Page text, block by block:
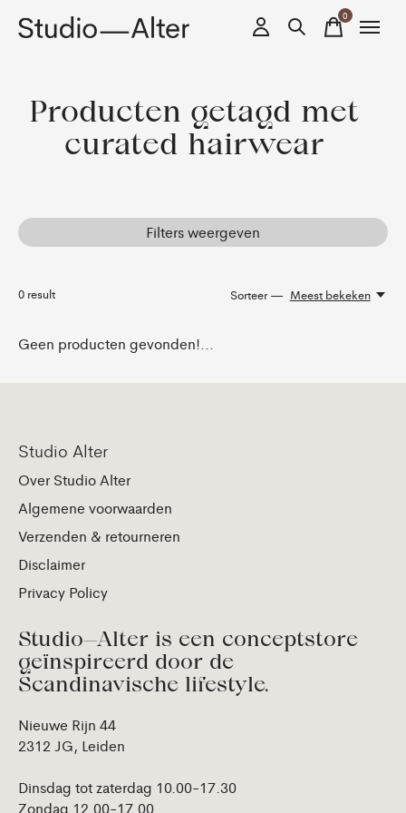
0items
Producten getagd met
curated hairwear
Filters weergeven
0 result Sorteer — Meest bekeken
Geen producten gevonden!...
Studio Alter
Over Studio Alter
Algemene voorwaarden
Verzenden & retourneren
Disclaimer
Privacy Policy
Studio—Alter is een conceptstore
geïnspireerd door de
Scandinavische lifestyle.
Nieuwe Rijn 44
2312 JG, Leiden
Dinsdag tot zaterdag 10.00-17.30
Zondag 12.00-17.00